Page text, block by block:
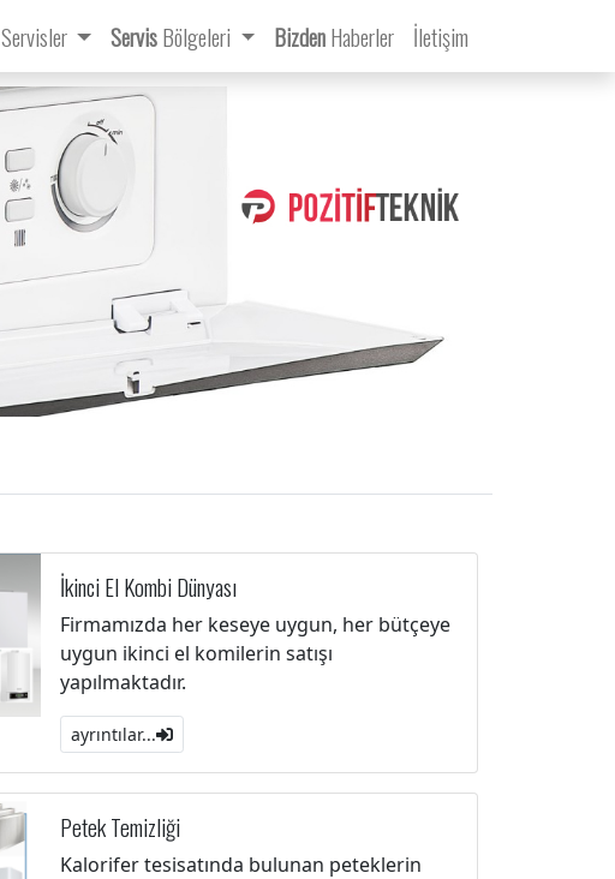
Servisler ServisBölgeleri BizdenHaberler İletişim
İkinci El Kombi Dünyası
Firmamızda her keseye uygun, her bütçeye
uygun ikinci el komilerin satışı
yapılmaktadır.
ayrıntılar...
Petek Temizliği
Kalorifer tesisatında bulunan peteklerin